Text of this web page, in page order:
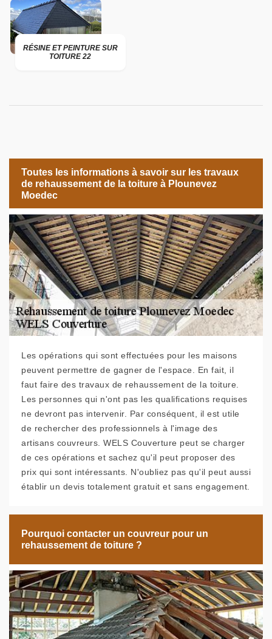
RÉSINE ET PEINTURE SUR
TOITURE 22
Toutes les informations à savoir sur les travaux
de rehaussement de la toiture à Plounevez
Moedec
Les opérations qui sont effectuées pour les maisons
peuvent permettre de gagner de l'espace. En fait, il
faut faire des travaux de rehaussement de la toiture.
Les personnes qui n'ont pas les qualifications requises
ne devront pas intervenir. Par conséquent, il est utile
de rechercher des professionnels à l'image des
artisans couvreurs. WELS Couverture peut se charger
de ces opérations et sachez qu'il peut proposer des
prix qui sont intéressants. N'oubliez pas qu'il peut aussi
établir un devis totalement gratuit et sans engagement.
Pourquoi contacter un couvreur pour un
rehaussement de toiture ?